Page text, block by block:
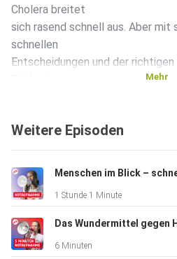
Cholera breitet
sich rasend schnell aus. Aber mit
schnellen
Entscheidungen und der
Mehr
Weitere Episoden
1 Stunde 1 Minute
6 Minuten